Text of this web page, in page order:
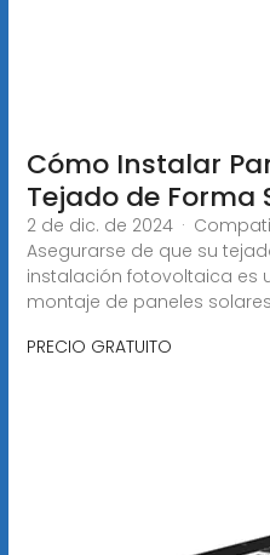
Cómo Instalar
Tejado de Forma
2 de dic. de 2024 ·
Asegurarse de que su
instalación fotovoltaica es
montaje de paneles
PRECIO GRATUITO